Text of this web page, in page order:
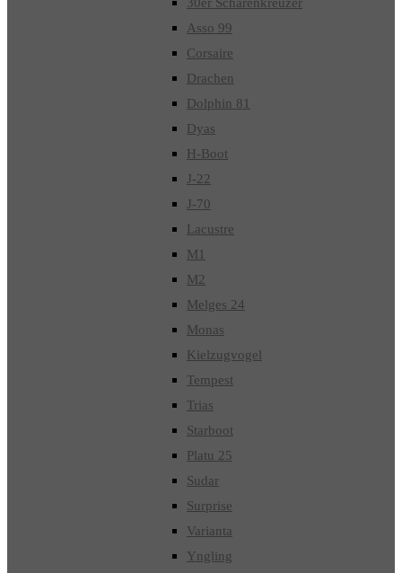
Asso 99
Corsaire
Drachen
Dolphin 81
Dyas
H-Boot
J-22
J-70
Lacustre
M1
M2
Melges 24
Monas
Kielzugvogel
Tempest
Trias
Starboot
Platu 25
Sudar
Surprise
Varianta
Yngling